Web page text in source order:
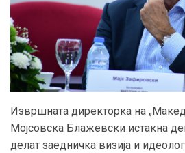
Извршната директорка на
Мојсовска Блажевски истакна
делат заедничка визија и